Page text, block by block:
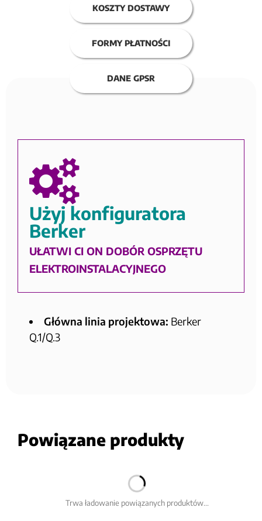
KOSZTY DOSTAWY
FORMY PŁATNOŚCI
DANE GPSR
Użyj konfiguratora
Berker
UŁATWI CI ON DOBÓR OSPRZĘTU
ELEKTROINSTALACYJNEGO
Główna linia projektowa: Berker
Q.1/Q.3
Powiązane produkty
Trwa ładowanie powiązanych produktów...